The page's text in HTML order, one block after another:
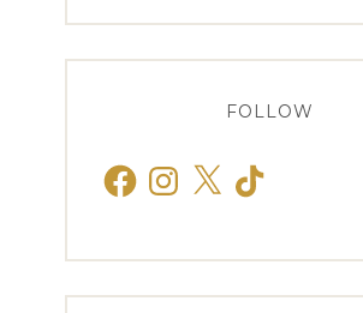
FOLLOW
FacebookInstagram
X TikTok